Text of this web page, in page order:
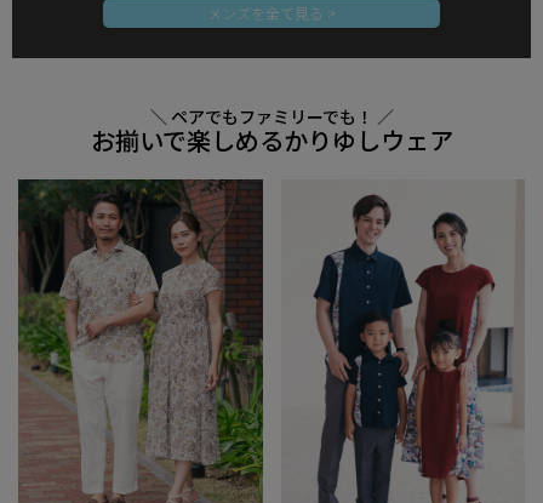
メンズを全て見る >
＼ ペアでもファミリーでも！ ／
お揃いで楽しめるかりゆしウェア